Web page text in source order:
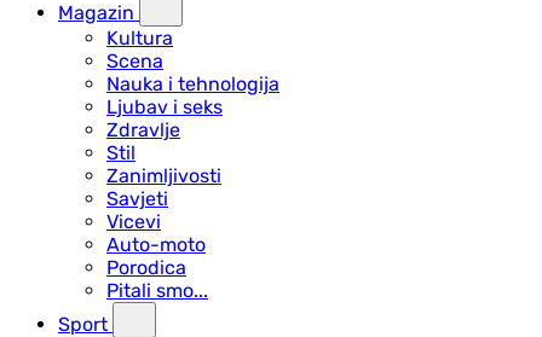
Magazin
Kultura
Scena
Nauka i tehnologija
Ljubav i seks
Zdravlje
Stil
Zanimljivosti
Savjeti
Vicevi
Auto-moto
Porodica
Pitali smo...
Sport